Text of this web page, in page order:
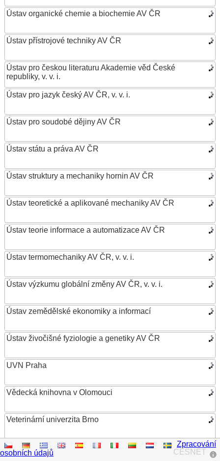
Ústav organické chemie a biochemie AV ČR
Ústav přístrojové techniky AV ČR
Ústav pro českou literaturu Akademie věd České
republiky, v. v. i.
Ústav pro jazyk český AV ČR, v. v. i.
Ústav pro soudobé dějiny AV ČR
Ústav státu a práva AV ČR
Ústav struktury a mechaniky hornin AV ČR
Ústav teoretické a aplikované mechaniky AV ČR
Ústav teorie informace a automatizace AV ČR
Ústav termomechaniky AV ČR, v. v. i.
Ústav výzkumu globální změny AV ČR, v. v. i.
Ústav zemědělské ekonomiky a informací
Ústav živočišné fyziologie a genetiky AV ČR
UVN Praha
Vědecká knihovna v Olomouci
Veterinární univerzita Brno
VŠB – Technická univerzita Ostrava
CESNET
Zpracování
osobních údajů